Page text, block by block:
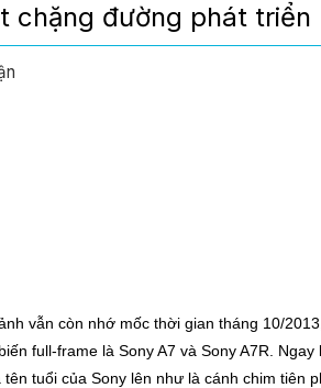
chặng đường phát triển
vẫn còn nhớ mốc thời gian tháng 10/
full-frame là Sony A7 và Sony A7R.
tuổi của Sony lên như là cánh chim tiên